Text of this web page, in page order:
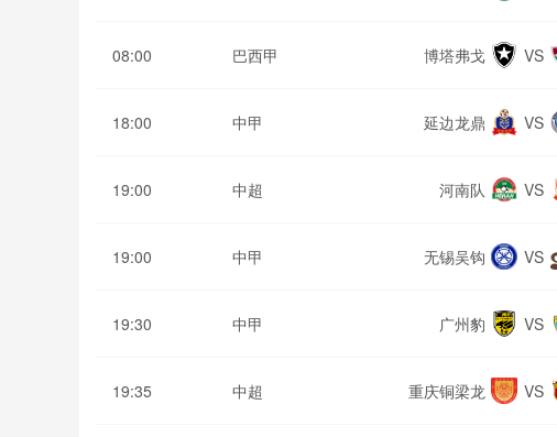
08:00 巴西甲 博塔弗戈 VS
18:00 中甲 延边龙鼎 VS
19:00 中超 河南队 VS
19:00 中甲 无锡吴钩 VS
19:30 中甲 广州豹 VS
19:35 中超 重庆铜梁龙 VS